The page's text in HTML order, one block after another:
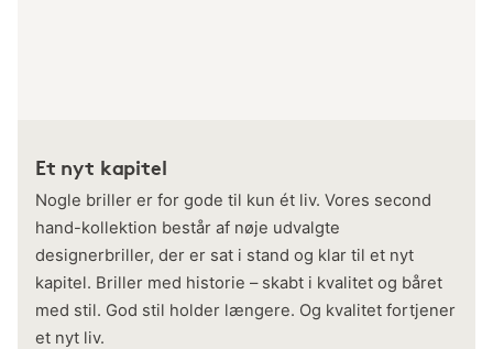
Et nyt kapitel
Nogle briller er for gode til kun ét liv. Vores second
hand-kollektion består af nøje udvalgte
designerbriller, der er sat i stand og klar til et nyt
kapitel. Briller med historie – skabt i kvalitet og båret
med stil. God stil holder længere. Og kvalitet fortjener
et nyt liv.